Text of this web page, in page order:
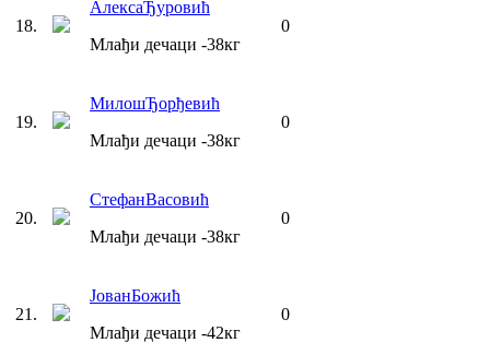
18.
АлексаЂуровић
Млађи дечаци -38кг
0
19.
МилошЂорђевић
Млађи дечаци -38кг
0
20.
СтефанВасовић
Млађи дечаци -38кг
0
21 .
ЈованБожић
Млађи дечаци -42кг
0